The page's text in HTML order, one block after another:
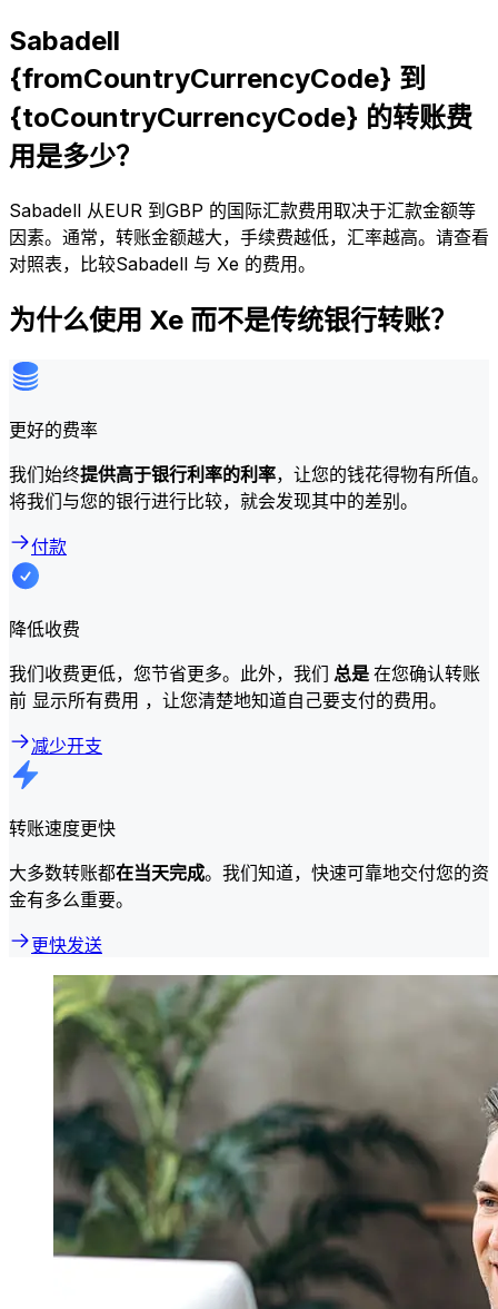
Sabadell
{fromCountryCurrencyCode} 到
{toCountryCurrencyCode} 的转账费
用是多少？
Sabadell 从EUR 到GBP 的国际汇款费用取决于汇款金额等
因素。通常，转账金额越大，手续费越低，汇率越高。请查看
对照表，比较Sabadell 与 Xe 的费用。
为什么使用 Xe 而不是传统银行转账？
更好的费率
我们始终提供高于银行利率的利率，让您的钱花得物有所值。
将我们与您的银行进行比较，就会发现其中的差别。
付款
降低收费
我们收费更低，您节省更多。此外，我们 总是在您确认转账
前 显示所有费用 ，让您清楚地知道自己要支付的费用。
减少开支
转账速度更快
大多数转账都在当天完成。我们知道，快速可靠地交付您的资
金有多么重要。
更快发送